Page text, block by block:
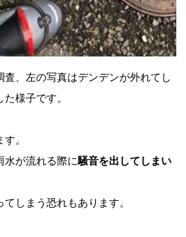
、 左の写真はデンデンが外れてし
様子です。
。
水が流れる際に騒音を出してしまい
しまう恐れもあります。